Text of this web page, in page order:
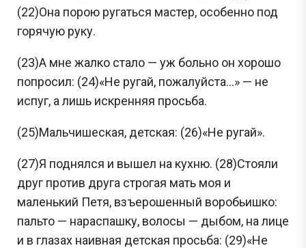
(22)Она порою ругаться мастер, особенно под
горячую руку.
(23)А мне жалко стало — уж больно он хорошо
попросил: (24)«Не ругай, пожалуйста...» — не
испуг, а лишь искренняя просьба.
(25)Мальчишеская, детская: (26)«Не ругай».
(27)Я поднялся и вышел на кухню. (28)Стояли
друг против друга строгая мать моя и
маленький Петя, взъерошенный воробьишко:
пальто — нараспашку, волосы — дыбом, на лице
и в глазах наивная детская просьба: (29)«Не